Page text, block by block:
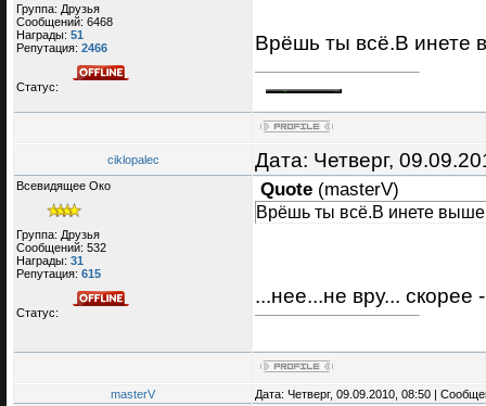
Группа: Друзья
Сообщений: 6468
Награды: 51
Репутация: 2466
Статус:
Врёшь ты всё.В инете
ciklopalec Дата: Четверг,
Всевидящее Око
Группа: Друзья
Сообщений: 532
Награды: 31
Репутация: 615
Статус:
Quote (masterV)
Врёшь ты всё.В инете
...нее...не вру...
masterV
Дата: Четверг, 09.09.2010, 08:50 |